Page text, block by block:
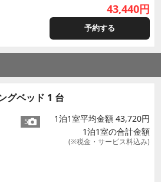
43,440円
予約する
グベッド 1 台
5
1泊1室平均金額 43,720円
1泊1室の合計金額
(※税金・サービス料込み)